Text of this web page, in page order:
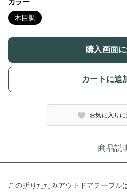
木目調
購入画面
カートに追
お気に入り
商品説
この折りたたみアウトドアテーブル